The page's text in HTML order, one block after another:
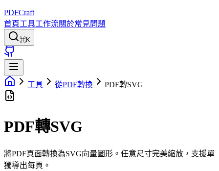
PDFCraft
首頁工具工作流關於常見問題
⌘K
工具 從PDF轉換 PDF轉SVG
PDF轉SVG
將PDF頁面轉換為SVG向量圖形。任意尺寸完美縮放，支援單
獨導出每頁。